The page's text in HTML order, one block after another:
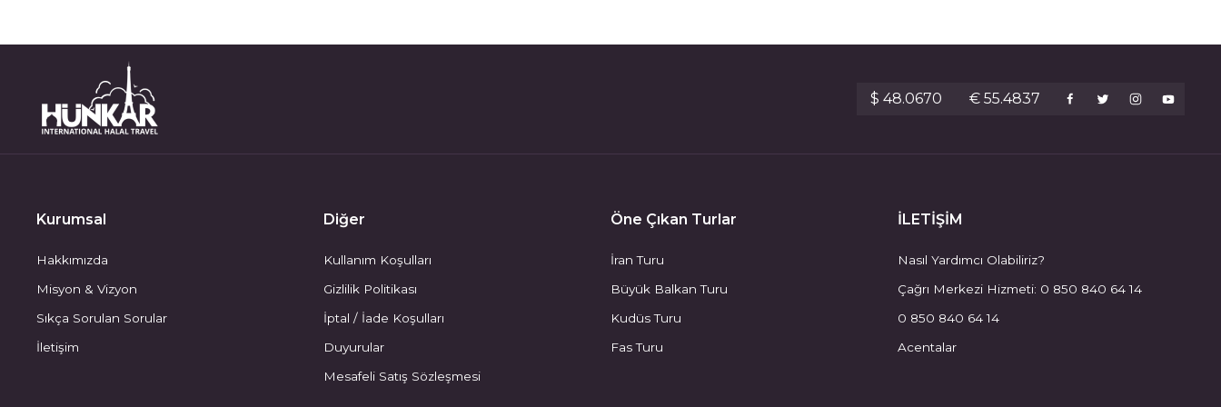
$ 48.0670 € 55.4837
Kurumsal
Hakkımızda
Misyon & Vizyon
Sıkça Sorulan Sorular
İletişim
Diğer
Kullanım Koşulları
Gizlilik Politikası
İptal / İade Koşulları
Duyurular
Mesafeli Satış Sözleşmesi
Öne Çıkan Turlar
İran Turu
Büyük Balkan Turu
Kudüs Turu
Fas Turu
İLETİŞİM
Nasıl Yardımcı Olabiliriz?
Çağrı Merkezi Hizmeti: 0 850 840 64 14
0 850 840 64 14
Acentalar